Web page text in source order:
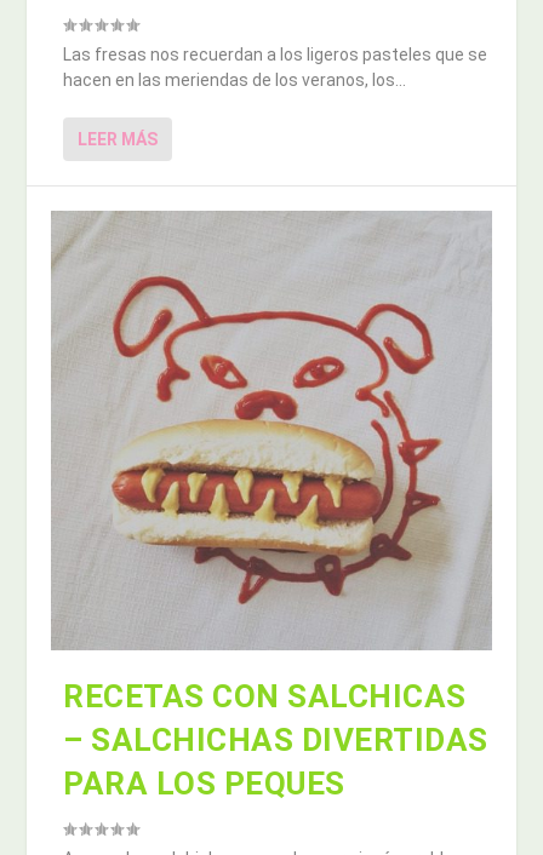
Las fresas nos recuerdan a los ligeros pasteles que se
hacen en las meriendas de los veranos, los...
LEER MÁS
RECETAS CON SALCHICAS
– SALCHICHAS DIVERTIDAS
PARA LOS PEQUES